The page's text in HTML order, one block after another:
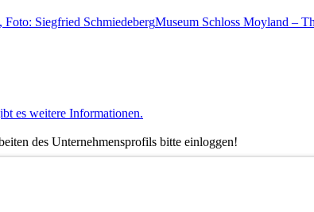
Museum Schloss Moyland –
es weitere Informationen.
des Unternehmensprofils bitte einloggen!
oder LinkedIn.